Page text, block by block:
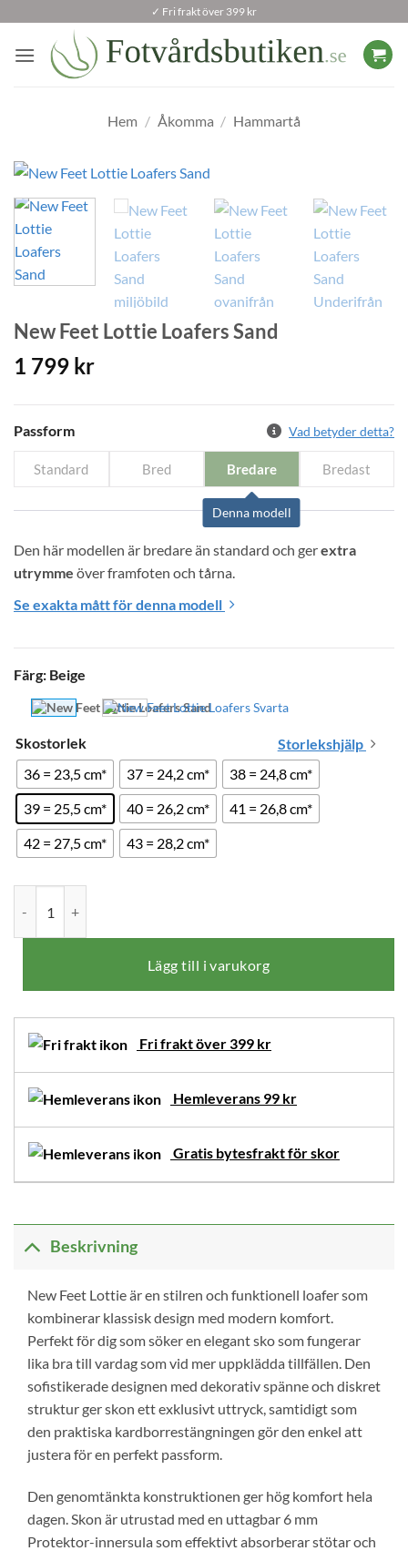
content
✓ Fri frakt över 399 kr
Hem / Åkomma / Hammartå
New Feet Lottie Loafers Sand
1 799 kr
Passform Vad betyder detta?
Standard Bred Bredare
Denna modell
Bredast
Den här modellen är bredare än standard och ger extra
utrymme över framfoten och tårna.
Se exakta mått för denna modell
Färg: Beige
Skostorlek
Storlekshjälp
36 = 23,5 cm*
37 = 24,2 cm*
38 = 24,8 cm*
39 = 25,5 cm*
40 = 26,2 cm*
41 = 26,8 cm*
42 = 27,5 cm*
43 = 28,2 cm*
Lägg till i varukorg
Fri frakt över 399 kr
Hemleverans 99 kr
Gratis bytesfrakt för skor
Beskrivning
New Feet Lottie är en stilren och funktionell loafer som
kombinerar klassisk design med modern komfort.
Perfekt för dig som söker en elegant sko som fungerar
lika bra till vardag som vid mer uppklädda tillfällen. Den
sofistikerade designen med dekorativ spänne och diskret
struktur ger skon ett exklusivt uttryck, samtidigt som
den praktiska kardborrestängningen gör den enkel att
justera för en perfekt passform.
Den genomtänkta konstruktionen ger hög komfort hela
dagen. Skon är utrustad med en uttagbar 6 mm
Protektor-innersula som effektivt absorberar stötar och